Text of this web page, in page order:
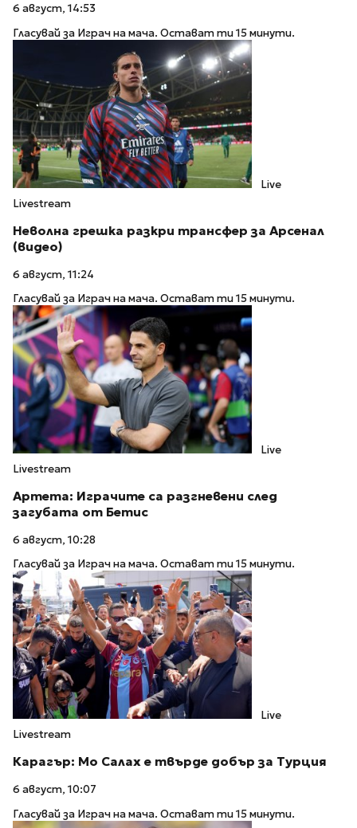
6 август, 14:53
Гласувай за Играч на мача. Остават ти 15 минути.
Live
Livestream
Неволна грешка разкри трансфер за Арсенал
(видео)
6 август, 11:24
Гласувай за Играч на мача. Остават ти 15 минути.
Live
Livestream
Артета: Играчите са разгневени след
загубата от Бетис
6 август, 10:28
Гласувай за Играч на мача. Остават ти 15 минути.
Live
Livestream
Карагър: Мо Салах е твърде добър за Турция
6 август, 10:07
Гласувай за Играч на мача. Остават ти 15 минути.